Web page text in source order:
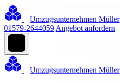
Umzugsunternehmen Müller
01579-2644059 Angebot anfordern
Umzugsunternehmen Müller